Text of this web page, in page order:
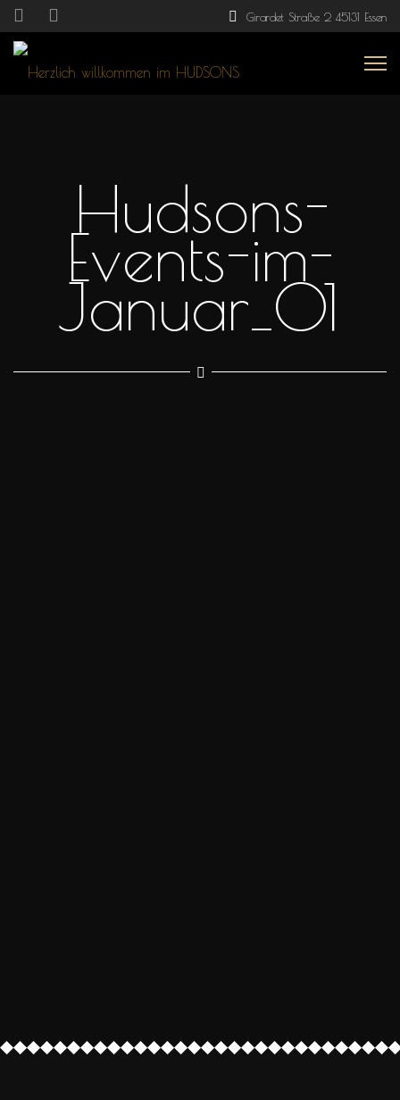
Girardet Straße 2 45131 Essen
Hudsons-
Events-im-
Januar_01